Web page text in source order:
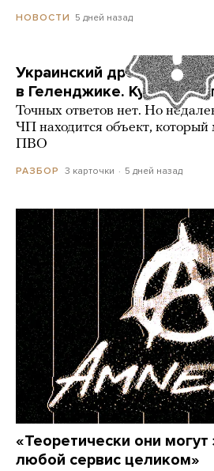
НОВОСТИ 5 дней назад
Украинский дрон попал
в Геленджике. Куда он
Точных ответов нет. Но
ЧП находится объект,
ПВО
РАЗБОР 3 карточки 5 дней назад
«Теоретически они могут
любой сервис целиком»